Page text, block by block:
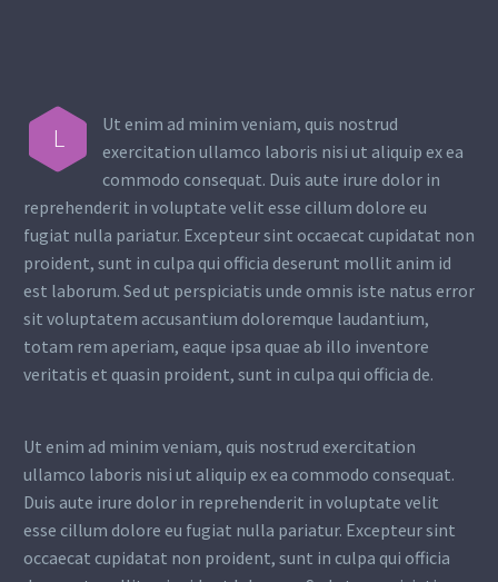
L
Ut enim ad minim veniam, quis nostrud
exercitation ullamco laboris nisi ut aliquip ex ea
commodo consequat. Duis aute irure dolor in
reprehenderit in voluptate velit esse cillum dolore eu
fugiat nulla pariatur. Excepteur sint occaecat cupidatat non
proident, sunt in culpa qui officia deserunt mollit anim id
est laborum. Sed ut perspiciatis unde omnis iste natus error
sit voluptatem accusantium doloremque laudantium,
totam rem aperiam, eaque ipsa quae ab illo inventore
veritatis et quasin proident, sunt in culpa qui officia de.
Ut enim ad minim veniam, quis nostrud exercitation
ullamco laboris nisi ut aliquip ex ea commodo consequat.
Duis aute irure dolor in reprehenderit in voluptate velit
esse cillum dolore eu fugiat nulla pariatur. Excepteur sint
occaecat cupidatat non proident, sunt in culpa qui officia